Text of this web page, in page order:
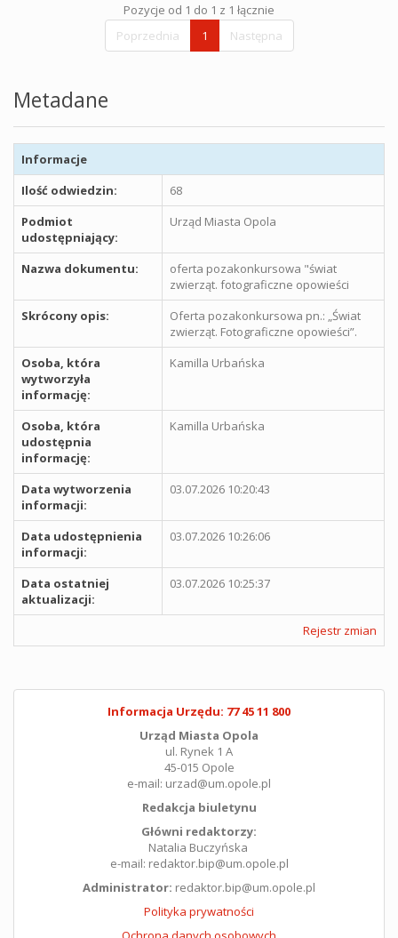
Pozycje od 1 do 1 z 1 łącznie
Poprzednia
1 Następna
Metadane
Informacje
Ilość odwiedzin:
68
Podmiot
udostępniający:
Urząd Miasta Opola
Nazwa dokumentu:
oferta pozakonkursowa "świat
zwierząt. fotograficzne opowieści
Skrócony opis:
Oferta pozakonkursowa pn.: „Świat
zwierząt. Fotograficzne opowieści”.
Osoba, która
wytworzyła
informację:
Kamilla Urbańska
Osoba, która
udostępnia
informację:
Kamilla Urbańska
Data wytworzenia
informacji:
03.07.2026 10:20:43
Data udostępnienia
informacji:
03.07.2026 10:26:06
Data ostatniej
aktualizacji:
03.07.2026 10:25:37
Rejestr zmian
Informacja Urzędu: 77 45 11 800
Urząd Miasta Opola
ul. Rynek 1 A
45-015 Opole
e-mail: urzad@um.opole.pl
Redakcja biuletynu
Główni redaktorzy:
Natalia Buczyńska
e-mail: redaktor.bip@um.opole.pl
Administrator: redaktor.bip@um.opole.pl
Polityka prywatności